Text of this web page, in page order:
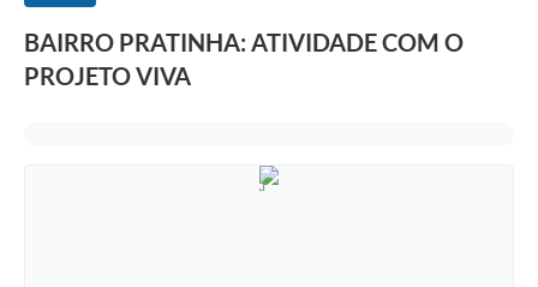
BAIRRO PRATINHA: ATIVIDADE COM O
PROJETO VIVA